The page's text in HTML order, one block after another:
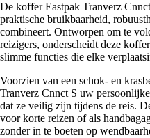
De koffer Eastpak Tranverz
praktische bruikbaarheid,
combineert. Ontworpen om te
reizigers, onderscheidt deze
slimme functies die elke
Voorzien van een schok- en
Tranverz Cnnct S uw
dat ze veilig zijn tijdens de reis.
voor korte reizen of als
zonder in te boeten op